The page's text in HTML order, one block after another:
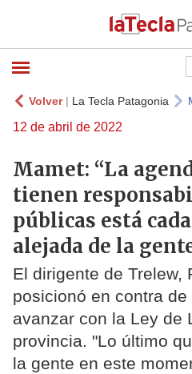
Volver| La Tecla Patagonia
12 de abril de 2022
Mamet: “La
tienen
públicas está
alejada de la
El dirigente de Trelew,
posicionó en contra
avanzar con la Ley de
provincia. "Lo último
la gente en este